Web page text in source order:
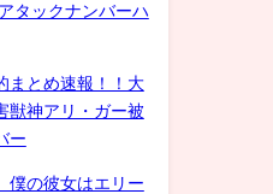
タックナンバーハ
まとめ速報！！大
獣神アリ・ガー被
ー
の彼女はエリー